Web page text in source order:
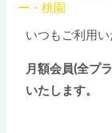
ー・桃園
いつもご利用い
月額会員(全プ
いたします。